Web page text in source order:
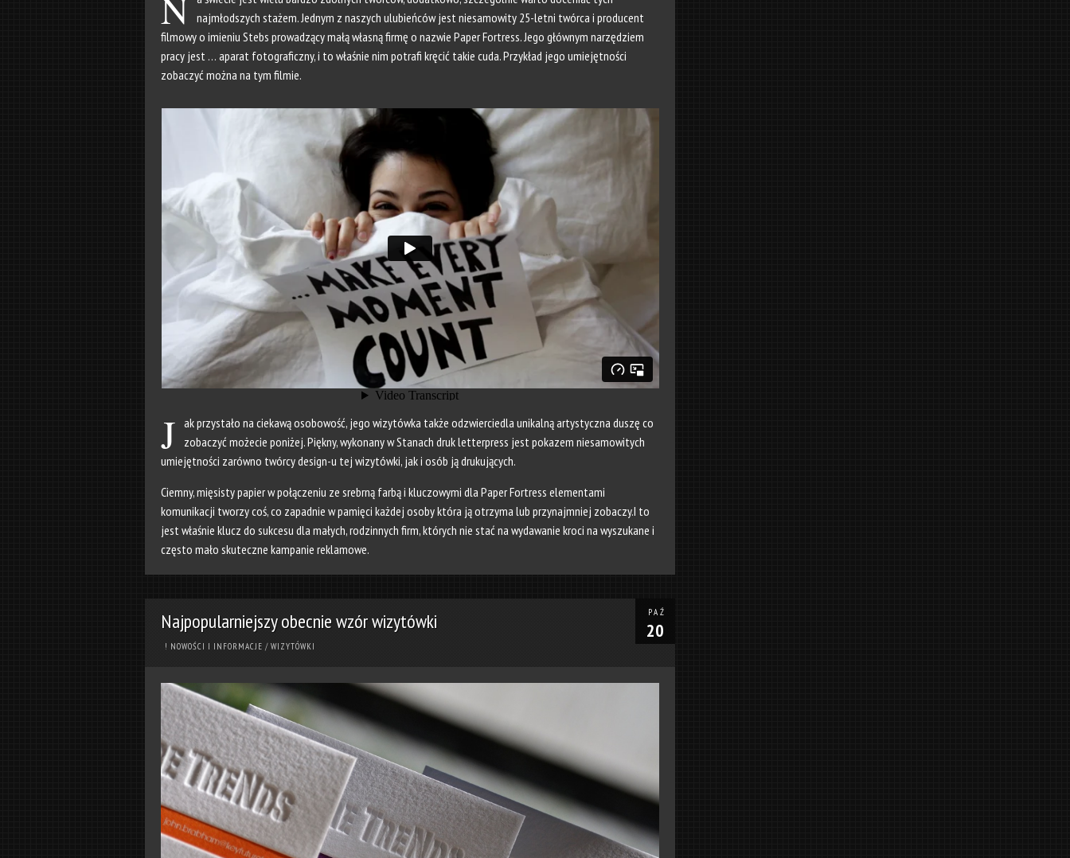
najmłodszych stażem. Jednym z naszych ulubieńców jest niesamowity 25-letni twórca i producent
filmowy o imieniu Stebs prowadzący małą własną firmę o nazwie Paper Fortress. Jego głównym narzędziem
pracy jest … aparat fotograficzny, i to właśnie nim potrafi kręcić takie cuda. Przykład jego umiejętności
zobaczyć można na tym filmie.
J ak przystało na ciekawą osobowość, jego wizytówka także odzwierciedla unikalną artystyczna duszę co
zobaczyć możecie poniżej. Piękny, wykonany w Stanach druk letterpress jest pokazem niesamowitych
umiejętności zarówno twórcy design-u tej wizytówki, jak i osób ją drukujących.
Ciemny, mięsisty papier w połączeniu ze srebrną farbą i kluczowymi dla Paper Fortress elementami
komunikacji tworzy coś, co zapadnie w pamięci każdej osoby która ją otrzyma lub przynajmniej zobaczy.I to
jest właśnie klucz do sukcesu dla małych, rodzinnych firm, których nie stać na wydawanie kroci na wyszukane i
często mało skuteczne kampanie reklamowe.
PAŹ
20
Najpopularniejszy obecnie wzór wizytówki
! NOWOŚCI I INFORMACJE / WIZYTÓWKI